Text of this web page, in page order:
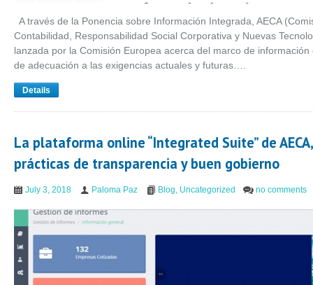
A través de la Ponencia sobre Información Integrada, AECA
Contabilidad, Responsabilidad Social Corporativa y Nuevas
lanzada por la Comisión Europea acerca del marco de
de adecuación a las exigencias actuales y futuras….
Details
La plataforma online “Integrated Suite” de
prácticas de transparencia y buen gobierno
July 3, 2018 Paloma Paz Blog, Uncategorized no comments